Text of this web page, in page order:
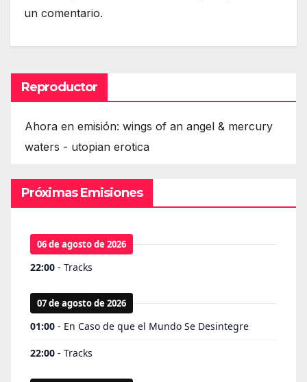
un comentario.
Reproductor
Ahora en emisión: wings of an angel & mercury
waters - utopian erotica
Próximas Emisiones